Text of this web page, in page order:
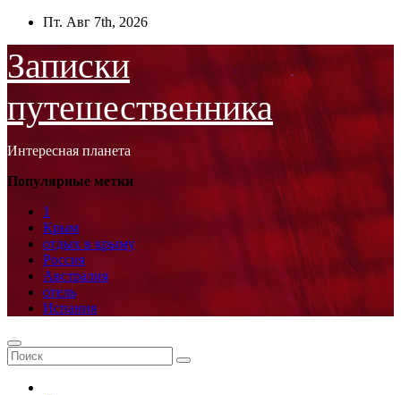
Перейти
содержимому
Пт. Авг 7th, 2026
Записки
путешественника
Интересная планета
Популярные метки
1
Крым
отдых в крыму
Россия
Австралия
отель
Испания